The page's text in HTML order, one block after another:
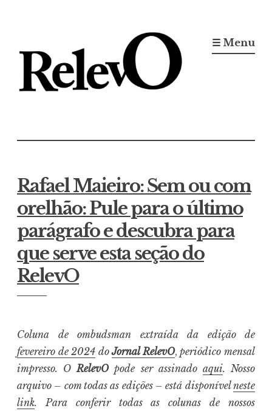
conteúdo
☰ Menu
Rafael Maieiro: Sem ou com
orelhão: Pule para o último
parágrafo e descubra para
que serve esta seção do
RelevO
Coluna de ombudsman extraída da edição de
fevereiro de 2024 do Jornal RelevO, periódico mensal
impresso. ORelevOpode ser assinado aqui. Nosso
arquivo – com todas as edições – está disponívelneste
link. Para conferir todas as colunas de nossos